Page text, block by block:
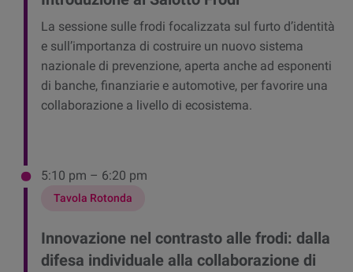
La sessione sulle frodi focalizzata sul furto d’identità
e sull’importanza di costruire un nuovo sistema
nazionale di prevenzione, aperta anche ad esponenti
di banche, finanziarie e automotive, per favorire una
collaborazione a livello di ecosistema.
5:10 pm – 6:20 pm
Tavola Rotonda
Innovazione nel contrasto alle frodi: dalla
difesa individuale alla collaborazione di